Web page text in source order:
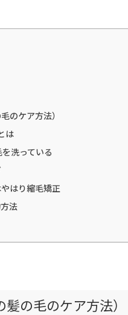
のケア方法）
は
洗っている
はり縮毛矯正
法
の毛のケア方法）